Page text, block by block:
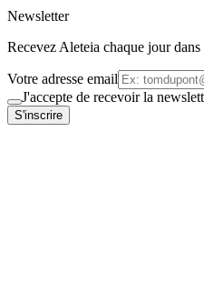
Newsletter
Recevez Aleteia chaque jour
Votre adresse email
J'accepte de recevoir la
S'inscrire